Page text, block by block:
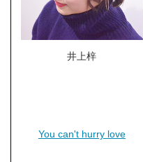
井上梓
You can't hurry love